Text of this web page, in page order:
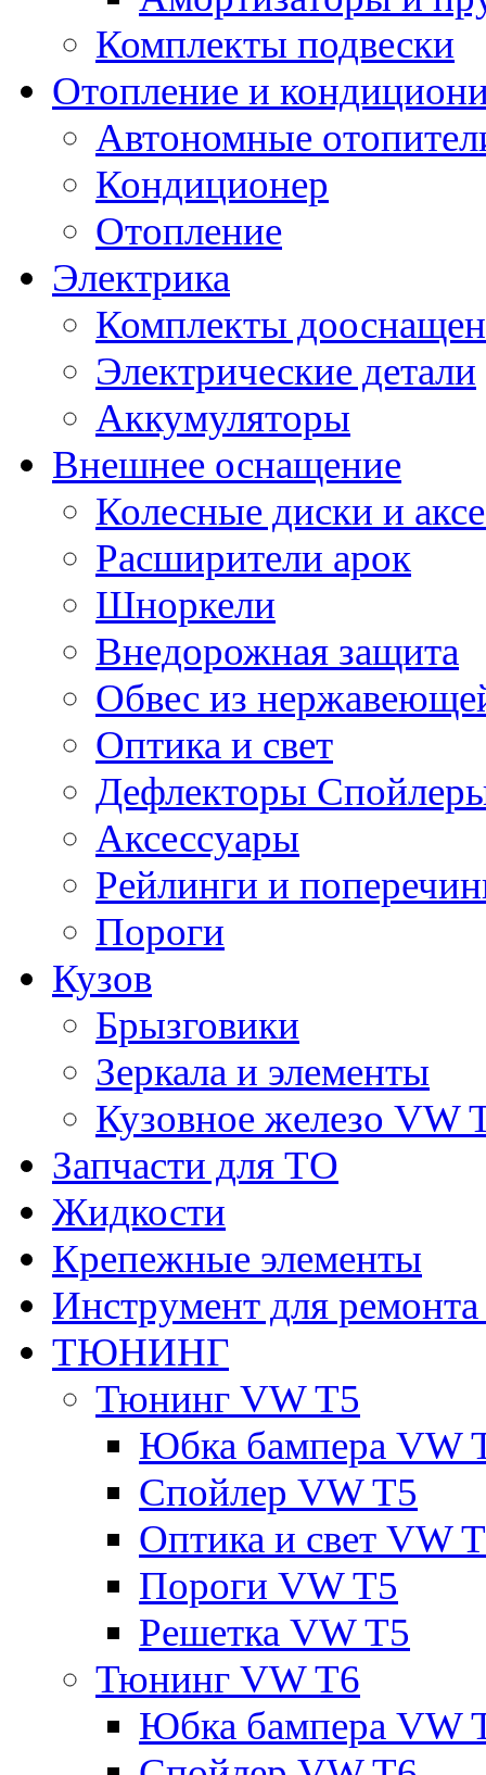
Комплекты подвески
Отопление и
Автономные
Кондиционер
Отопление
Электрика
Комплекты
Электрические детали
Аккумуляторы
Внешнее оснащение
Колесные диски и
Расширители арок
Шноркели
Внедорожная защита
Обвес из
Оптика и свет
Дефлекторы
Аксессуары
Рейлинги и
Пороги
Кузов
Брызговики
Зеркала и элементы
Кузовное железо VW
Запчасти для ТО
Жидкости
Крепежные элементы
Инструмент для
ТЮНИНГ
Тюнинг VW T5
Юбка бампера VW
Спойлер VW T5
Оптика и свет VW
Пороги VW T5
Решетка VW T5
Тюнинг VW T6
Юбка бампера VW